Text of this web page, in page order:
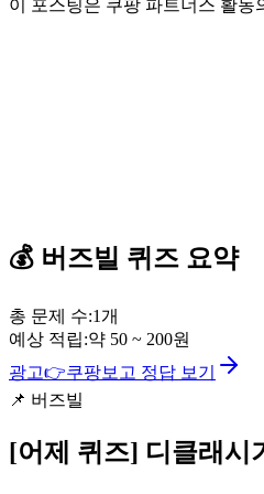
이 포스팅은 쿠팡 파트너스 활
💰 버즈빌 퀴즈 요약
총 문제 수:1개
예상 적립:약 50 ~ 200원
광고👉쿠팡보고 정답 보기
📌 버즈빌
[어제 퀴즈] 디클래시